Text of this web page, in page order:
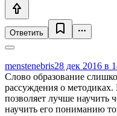
Ответить
menstenebris28 дек 2016 в
Слово образование
рассуждения о
позволяет лучше научить
научить его пониманию